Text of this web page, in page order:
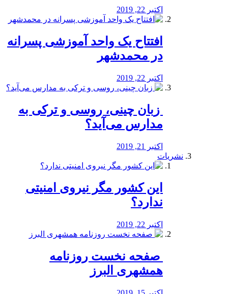
اکتبر 22, 2019
افتتاح یک واحد آموزشی پسرانه
در محمدشهر
اکتبر 22, 2019
️ زبان چینی، روسی و ترکی به
مدارس می‌آید؟
اکتبر 21, 2019
نشریات
این کشور مگر نیروی امنیتی
ندارد؟
اکتبر 22, 2019
️ صفحه نخست روزنامه‌
همشهری البرز